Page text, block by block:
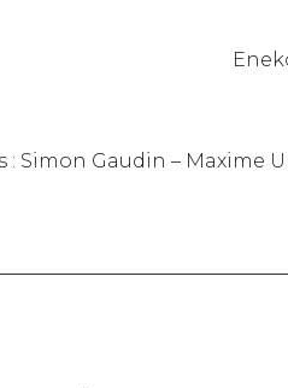
: Simon Gaudin – Maxime